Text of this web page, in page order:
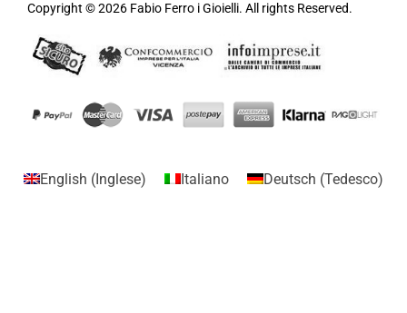
Copyright © 2026 Fabio Ferro i Gioielli. All rights Reserved.
English (Inglese) Italiano Deutsch (Tedesco)